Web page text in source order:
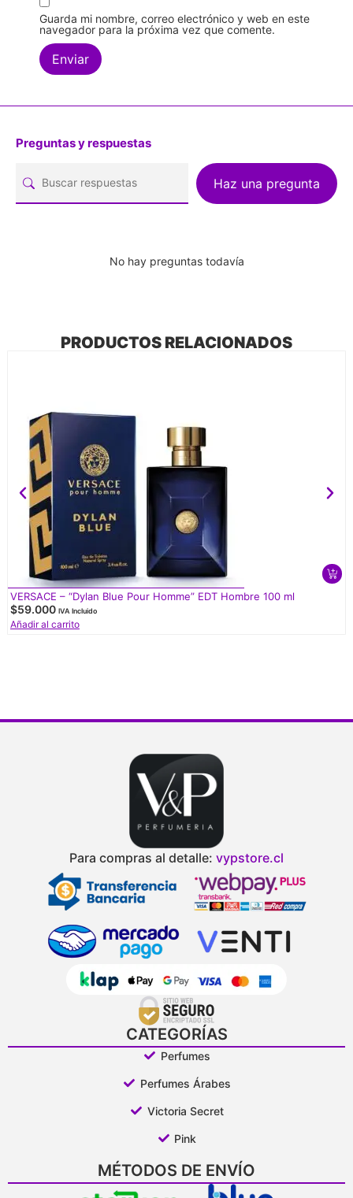
Guarda mi nombre, correo electrónico y web en este
navegador para la próxima vez que comente.
Preguntas y respuestas
Haz una pregunta
No hay preguntas todavía
PRODUCTOS RELACIONADOS
VERSACE – “Dylan Blue Pour Homme” EDT Hombre 100 ml
$59.000 IVA Incluido
Añadir al carrito
Para compras al detalle: vypstore.cl
CATEGORÍAS
Perfumes
Perfumes Árabes
Victoria Secret
Pink
MÉTODOS DE ENVÍO